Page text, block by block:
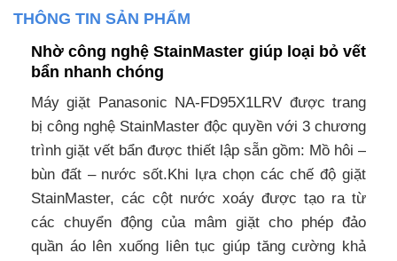
THÔNG TIN SẢN PHẨM
Nhờ công nghệ StainMaster giúp loại bỏ vết
bẩn nhanh chóng
Máy giặt Panasonic NA-FD95X1LRV được trang
bị công nghệ StainMaster độc quyền với 3 chương
trình giặt vết bẩn được thiết lập sẵn gồm: Mồ hôi –
bùn đất – nước sốt.Khi lựa chọn các chế độ giặt
StainMaster, các cột nước xoáy được tạo ra từ
các chuyển động của mâm giặt cho phép đảo
quần áo lên xuống liên tục giúp tăng cường khả